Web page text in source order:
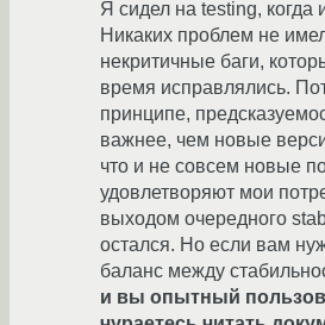
Я сидел на testing,
Никаких проблем не
некритичные баги,
время исправлялись.
принципе,
важнее, чем новые
что и не совсем новые
удовлетворяют мои
выходом очередного
остался. Но если вам
баланс между
и вы опытный